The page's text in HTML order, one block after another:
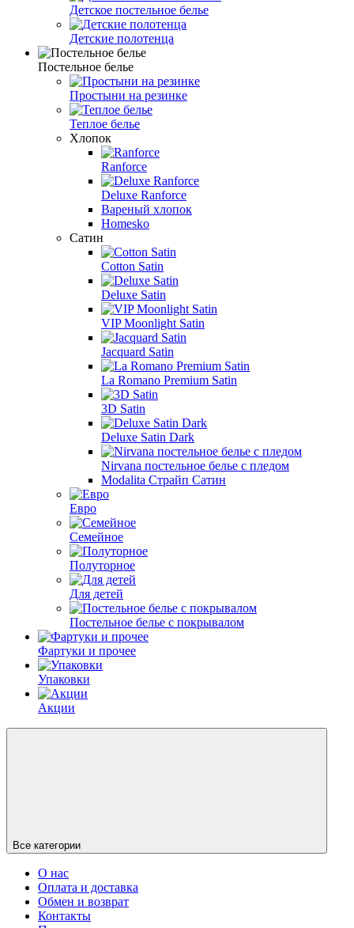
Детское постельное белье
Детские полотенца
Постельное белье
Простыни на резинке
Теплое белье
Хлопок
Ranforce
Deluxe Ranforce
Вареный хлопок
Homesko
Сатин
Cotton Satin
Deluxe Satin
VIP Moonlight Satin
Jacquard Satin
La Romano Premium Satin
3D Satin
Deluxe Satin Dark
Nirvana постельное белье с пледом
Modalita Страйп Сатин
Евро
Семейное
Полуторное
Для детей
Постельное белье с покрывалом
Фартуки и прочее
Упаковки
Акции
Все категории
О нас
Оплата и доставка
Обмен и возврат
Контакты